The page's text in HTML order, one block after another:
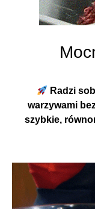
Radzi
warzywami
szybkie,